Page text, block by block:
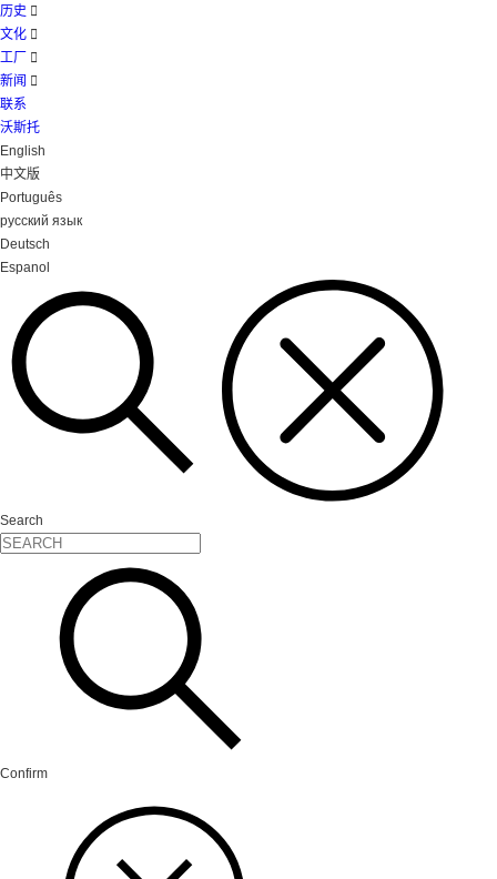
历史 
文化 
工厂

新闻 
联系
沃斯托
English
中文版
Português
русский язык
Deutsch
Espanol
Search
Confirm